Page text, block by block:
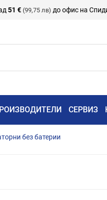
51 € (99,75 лв) до офис на
СЕРВИЗ
без батерии